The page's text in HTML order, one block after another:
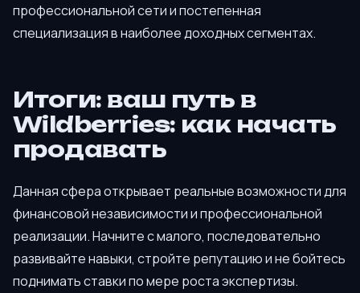
профессиональной сети и постепенная
специализация в наиболее доходных сегментах.
Итоги: ваш путь в
Wildberries: как начать
продавать
Данная сфера открывает реальные возможности для
финансовой независимости и профессиональной
реализации. Начните с малого, последовательно
развивайте навыки, стройте репутацию и не бойтесь
поднимать ставки по мере роста экспертизы.